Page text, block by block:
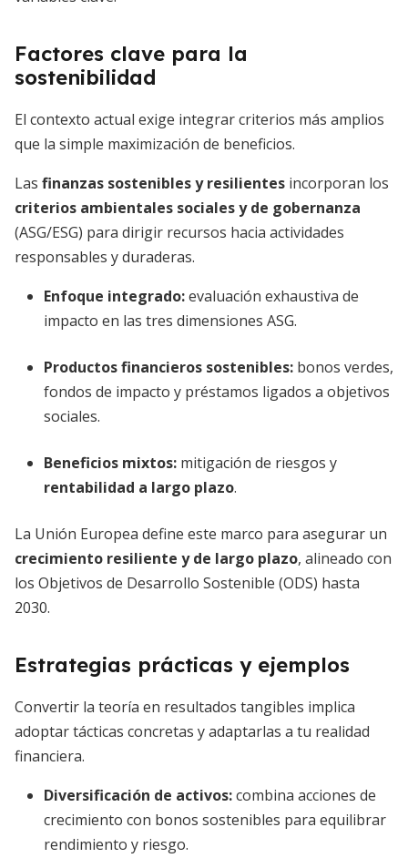
Factores clave para la
sostenibilidad
El contexto actual exige integrar criterios más amplios
que la simple maximización de beneficios.
Las finanzas sostenibles y resilientes incorporan los
criterios ambientales sociales y de gobernanza
(ASG/ESG) para dirigir recursos hacia actividades
responsables y duraderas.
Enfoque integrado:evaluación exhaustiva de
impacto en las tres dimensiones ASG.
Productos financieros sostenibles: bonos verdes,
fondos de impacto y préstamos ligados a objetivos
sociales.
Beneficios mixtos: mitigación de riesgos y
rentabilidad a largo plazo.
La Unión Europea define este marco para asegurar un
crecimiento resiliente y de largo plazo, alineado con
los Objetivos de Desarrollo Sostenible (ODS) hasta
2030.
Estrategias prácticas y ejemplos
Convertir la teoría en resultados tangibles implica
adoptar tácticas concretas y adaptarlas a tu realidad
financiera.
Diversificación de activos:combina acciones de
crecimiento con bonos sostenibles para equilibrar
rendimiento y riesgo.